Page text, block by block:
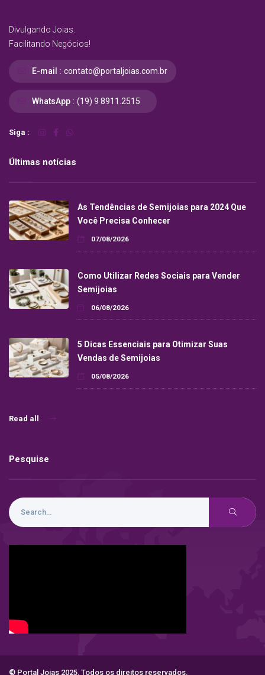
Divulgando Joias.
Facilitando Negócios!
E-mail : contato@portaljoias.com.br
WhatsApp : (19) 9 8911.2515
Siga :
Últimas notícias
As Tendências de Semijoias para 2024 Que
Você Precisa Conhecer
07/08/2026
Como Utilizar Redes Sociais para Vender
Semijoias
06/08/2026
5 Dicas Essenciais para Otimizar Suas
Vendas de Semijoias
05/08/2026
Read all
Pesquise
© Portal Joias 2025. Todos os direitos reservados.